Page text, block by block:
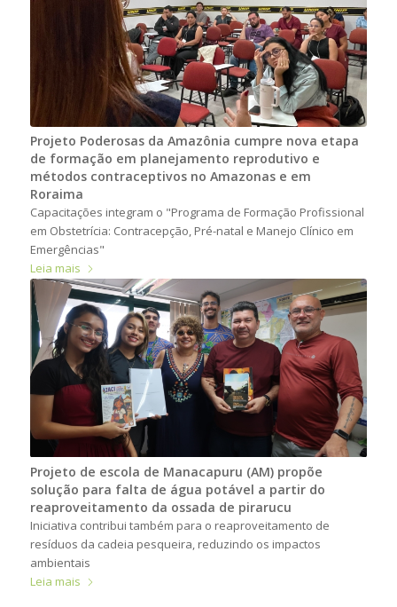
Projeto Poderosas da Amazônia cumpre nova etapa
de formação em planejamento reprodutivo e
métodos contraceptivos no Amazonas e em
Roraima
Capacitações integram o "Programa de Formação Profissional
em Obstetrícia: Contracepção, Pré-natal e Manejo Clínico em
Emergências"
Leia mais
Projeto de escola de Manacapuru (AM) propõe
solução para falta de água potável a partir do
reaproveitamento da ossada de pirarucu
Iniciativa contribui também para o reaproveitamento de
resíduos da cadeia pesqueira, reduzindo os impactos
ambientais
Leia mais